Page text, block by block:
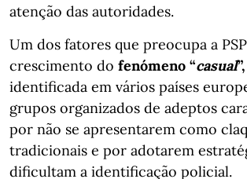
atenção das autoridades.
Um dos fatores que preocupa a
crescimento do fenómeno “casual”,
identificada em vários países
grupos organizados de adeptos
por não se apresentarem como
tradicionais e por adotarem
dificultam a identificação policial.